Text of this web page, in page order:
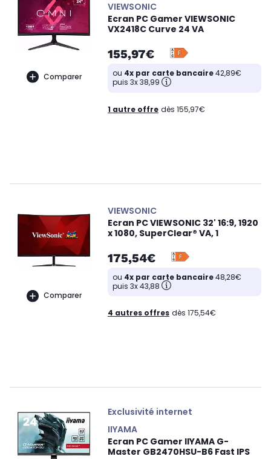
Comparer
VIEWSONIC
Ecran PC Gamer VIEWSONIC
VX2418C Curve 24 VA
155,97€
ou 4x par carte bancaire42,89€
puis 3x 38,99
1 autre offre dès 155,97€
Comparer
VIEWSONIC
Ecran PC VIEWSONIC 32' 16:9, 1920
x 1080, SuperClear® VA, 1
175,54€
ou 4x par carte bancaire48,28€
puis 3x 43,88
4 autres offres dès 175,54€
Exclusivité internet
IIYAMA
Ecran PC Gamer IIYAMA G-
Master GB2470HSU-B6 Fast IPS